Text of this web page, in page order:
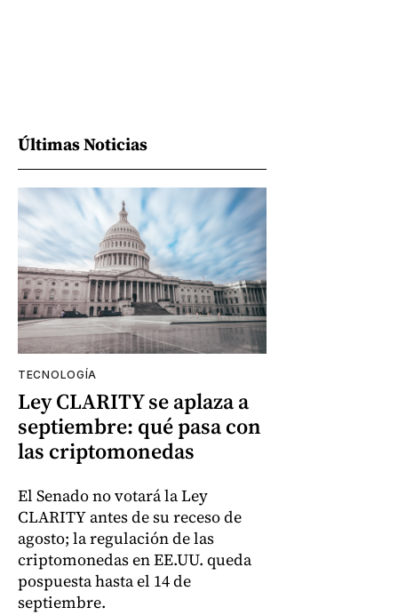
Últimas Noticias
TECNOLOGÍA
Ley CLARITY se aplaza a
septiembre: qué pasa con
las criptomonedas
El Senado no votará la Ley
CLARITY antes de su receso de
agosto; la regulación de las
criptomonedas en EE.UU. queda
pospuesta hasta el 14 de
septiembre.